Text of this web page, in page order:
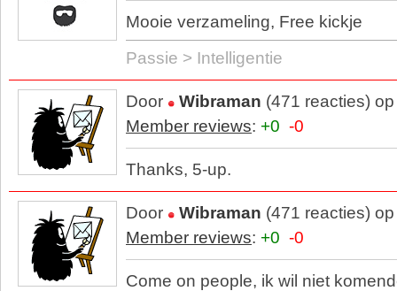
Mooie verzameling, Free kickje
Passie > Intelligentie
Door Wibraman (471 reacties)
Member reviews: +0 -0
Thanks, 5-up.
Door Wibraman (471 reacties)
Member reviews: +0 -0
Come on people, ik wil niet